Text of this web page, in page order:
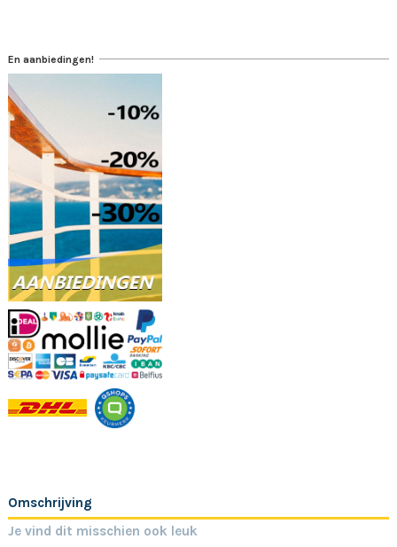
En aanbiedingen!
Omschrijving
Je vind dit misschien ook leuk